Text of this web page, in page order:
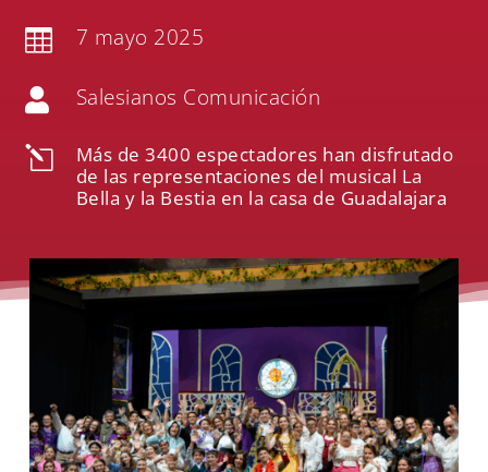
 7 mayo 2025
 Salesianos Comunicación
l
Más de 3400 espectadores han disfrutado
de las representaciones del musical La
Bella y la Bestia en la casa de Guadalajara